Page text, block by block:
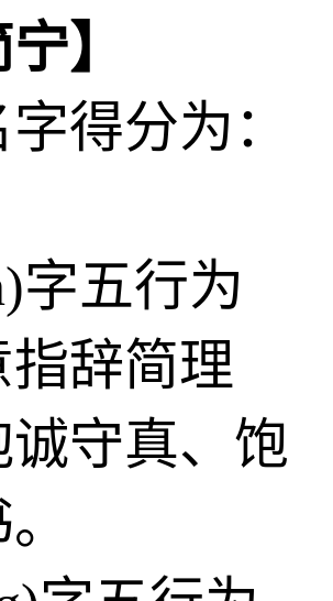
】
得分为：
字五行为
指辞简理
守真、饱